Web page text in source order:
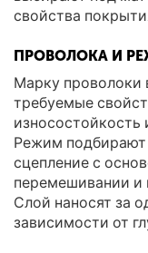
свойства
ПРОВОЛОКА И
Марку проволоки
требуемые
износостойкость
Режим подбирают
сцепление с
перемешивании и
Слой наносят за
зависимости от